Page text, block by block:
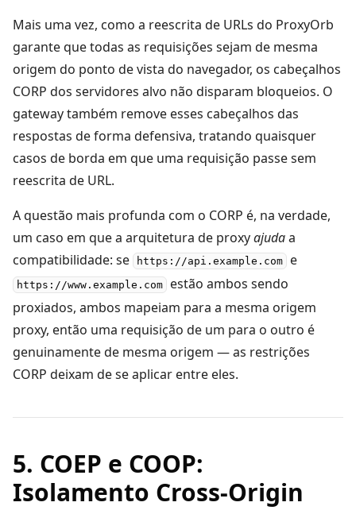
Mais uma vez, como a reescrita de URLs do ProxyOrb
garante que todas as requisições sejam de mesma
origem do ponto de vista do navegador, os cabeçalhos
CORP dos servidores alvo não disparam bloqueios. O
gateway também remove esses cabeçalhos das
respostas de forma defensiva, tratando quaisquer
casos de borda em que uma requisição passe sem
reescrita de URL.
A questão mais profunda com o CORP é, na verdade,
um caso em que a arquitetura de proxyajudaa
compatibilidade: se
https://api.example.com e
https://www.example.com estão ambos sendo
proxiados, ambos mapeiam para a mesma origem
proxy, então uma requisição de um para o outro é
genuinamente de mesma origem — as restrições
CORP deixam de se aplicar entre eles.
5. COEP e COOP:
Isolamento Cross-Origin